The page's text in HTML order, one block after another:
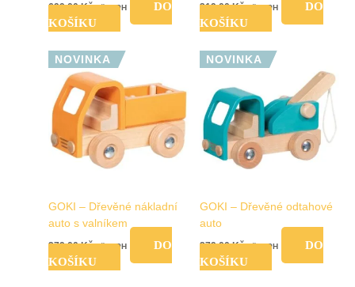
699,00Kč vč. DPH
DO
KOŠÍKU
319,00Kč vč. DPH
DO
KOŠÍKU
NOVINKA
GOKI – Dřevěné nákladní
auto s valníkem
279,00Kč vč. DPH
DO
KOŠÍKU
NOVINKA
GOKI – Dřevěné odtahové
auto
279,00Kč vč. DPH
DO
KOŠÍKU